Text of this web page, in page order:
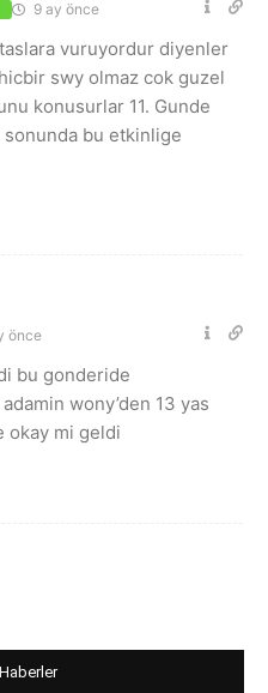
9 ay önce
vuruyordur diyenler
swy olmaz cok guzel
konusurlar 11. Gunde
bu etkinlige
önce
bu gonderide
wony’den 13 yas
okay mi geldi